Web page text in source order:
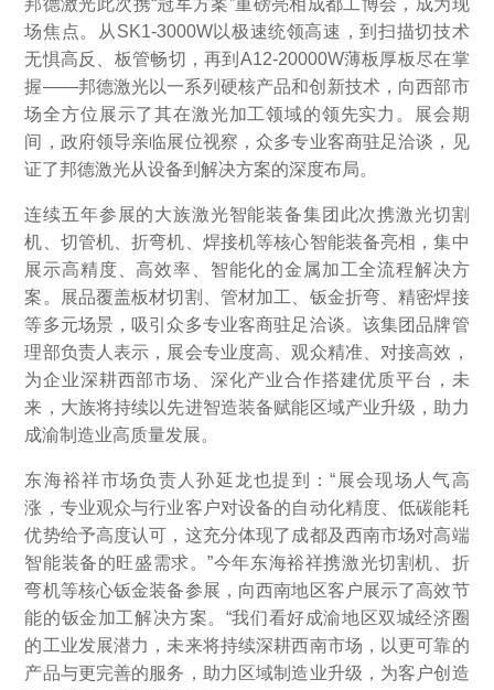
邦德激光此次携“冠军方案”重磅亮相成都工博会，成为现
场焦点。从SK1-3000W以极速统领高速，到扫描切技术
无惧高反、板管畅切，再到A12-20000W薄板厚板尽在掌
握——邦德激光以一系列硬核产品和创新技术，向西部市
场全方位展示了其在激光加工领域的领先实力。展会期
间，政府领导亲临展位视察，众多专业客商驻足洽谈，见
证了邦德激光从设备到解决方案的深度布局。
连续五年参展的大族激光智能装备集团此次携激光切割
机、切管机、折弯机、焊接机等核心智能装备亮相，集中
展示高精度、高效率、智能化的金属加工全流程解决方
案。展品覆盖板材切割、管材加工、钣金折弯、精密焊接
等多元场景，吸引众多专业客商驻足洽谈。该集团品牌管
理部负责人表示，展会专业度高、观众精准、对接高效，
为企业深耕西部市场、深化产业合作搭建优质平台，未
来，大族将持续以先进智造装备赋能区域产业升级，助力
成渝制造业高质量发展。
东海裕祥市场负责人孙延龙也提到：“展会现场人气高
涨，专业观众与行业客户对设备的自动化精度、低碳能耗
优势给予高度认可，这充分体现了成都及西南市场对高端
智能装备的旺盛需求。”今年东海裕祥携激光切割机、折
弯机等核心钣金装备参展，向西南地区客户展示了高效节
能的钣金加工解决方案。“我们看好成渝地区双城经济圈
的工业发展潜力，未来将持续深耕西南市场，以更可靠的
产品与更完善的服务，助力区域制造业升级，为客户创造